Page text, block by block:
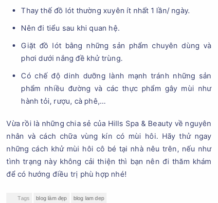
Thay thế đồ lót thường xuyên ít nhất 1 lần/ ngày.
Nên đi tiểu sau khi quan hệ.
Giặt đồ lót bằng những sản phẩm chuyên dùng và
phơi dưới nắng đề khử trùng.
Có chế độ dinh dưỡng lành mạnh tránh những sản
phẩm nhiều đường và các thực phẩm gây mùi như
hành tỏi, rượu, cà phê,…
Vừa rồi là những chia sẻ của Hills Spa & Beauty về nguyên
nhân và cách chữa vùng kín có mùi hôi. Hãy thử ngay
những cách khử mùi hôi cô bé tại nhà nêu trên, nếu như
tình trạng này không cải thiện thì bạn nên đi thăm khám
để có hướng điều trị phù hợp nhé!
Tags blog làm đẹp blog lam dep